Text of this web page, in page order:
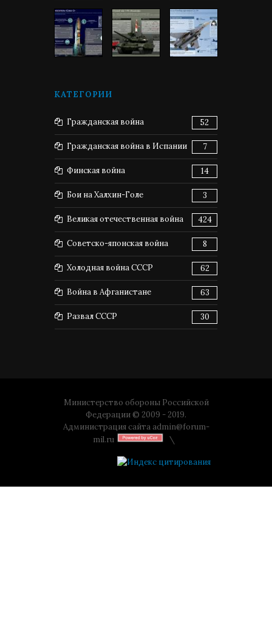
КАТЕГОРИИ
Гражданская война 52
Гражданская война в Испании 7
Финская война 14
Бои на Халхин-Голе 3
Великая отечественная война 424
Советско-японская война 8
Холодная война СССР 62
Война в Афганистане 63
Развал СССР 30
Министерство обороны Российской
Федерации © 2009 - 2019.
Администрация сайта admin@forum-
mil.ru